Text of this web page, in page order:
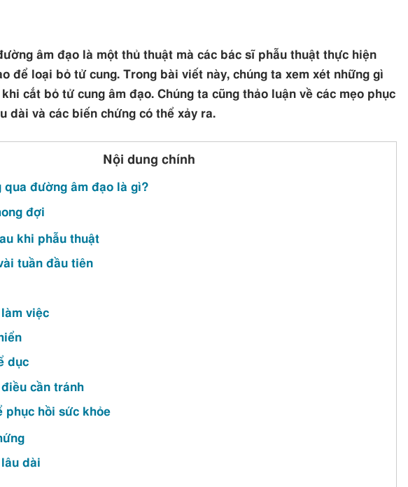
âm đạo là một thủ thuật mà các bác sĩ phẫu thuật thực hiện
để loại bỏ tử cung. Trong bài viết này, chúng ta xem xét những gì
cắt bỏ tử cung âm đạo. Chúng ta cũng thảo luận về các mẹo phục
dài và các biến chứng có thể xảy ra.
Nội dung chính
qua đường âm đạo là gì?
đợi
khi phẫu thuật
tuần đầu tiên
việc
dục
điều cần tránh
phục hồi sức khỏe
dài